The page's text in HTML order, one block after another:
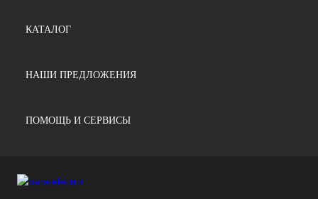
КАТАЛОГ
НАШИ ПРЕДЛОЖЕНИЯ
ПОМОЩЬ И СЕРВИСЫ